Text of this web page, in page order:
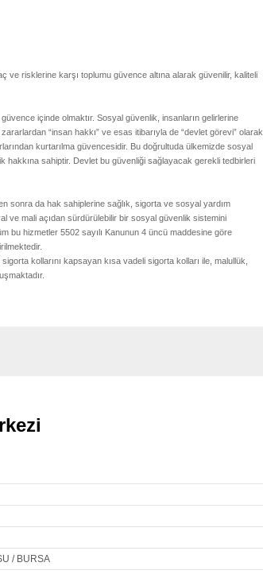
risklerine karşı toplumu güvence altına alarak güvenilir, kaliteli
içinde olmaktır. Sosyal güvenlik, insanların gelirlerine
“insan hakkı” ve esas itibarıyla de “devlet görevi” olarak
kurtarılma güvencesidir. Bu doğrultuda ülkemizde sosyal
hakkına sahiptir. Devlet bu güvenliği sağlayacak gerekli tedbirleri
sonra da hak sahiplerine sağlık, sigorta ve sosyal yardım
ve mali açıdan sürdürülebilir bir sosyal güvenlik sistemini
bu hizmetler 5502 sayılı Kanunun 4 üncü maddesine göre
kollarını kapsayan kısa vadeli sigorta kolları ile, malullük,
/ BURSA